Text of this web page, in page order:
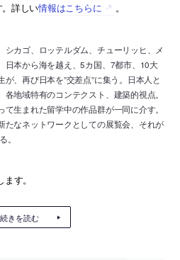
詳しい情報はこちらに 。
シカゴ、ロッテルダム、チューリッヒ、メ
日本から海を越え、5カ国、7都市、10大
、再び日本を”交差点”に集う。日本人と
地域特有のコンテクスト、建築的視点。
生まれた留学中の作品群が一同に介す。
たなネットワークとしての展覧会、それが
。
す。
続きを読む